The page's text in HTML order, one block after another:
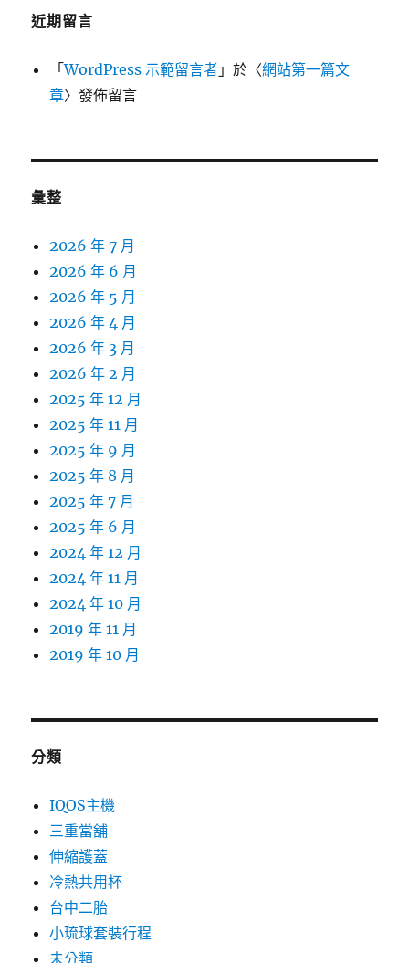
近期留言
「WordPress 示範留言者 」於〈網站第一篇文
章〉發佈留言
彙整
2026 年 7 月
2026 年 6 月
2026 年 5 月
2026 年 4 月
2026 年 3 月
2026 年 2 月
2025 年 12 月
2025 年 11 月
2025 年 9 月
2025 年 8 月
2025 年 7 月
2025 年 6 月
2024 年 12 月
2024 年 11 月
2024 年 10 月
2019 年 11 月
2019 年 10 月
分類
IQOS主機
三重當舖
伸縮護蓋
冷熱共用杯
台中二胎
小琉球套裝行程
未分類